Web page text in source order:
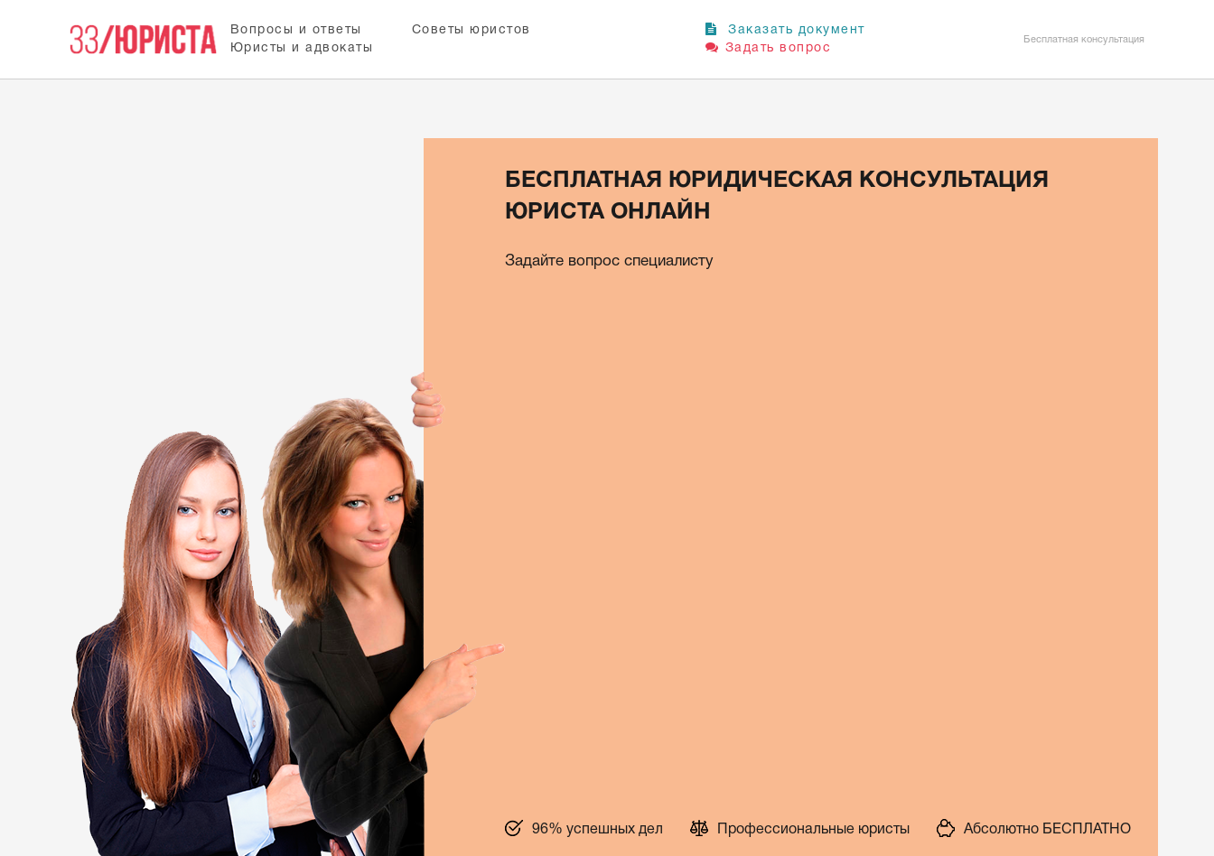
Вопросы и ответы
Советы юристов
Юристы и адвокаты
Заказать документ
Задать вопрос
Бесплатная консультация
БЕСПЛАТНАЯ ЮРИДИЧЕСКАЯ КОНСУЛЬТАЦИЯ
ЮРИСТА ОНЛАЙН
Задайте вопрос специалисту
96% успешных дел Профессиональные юристы Абсолютно БЕСПЛАТНО